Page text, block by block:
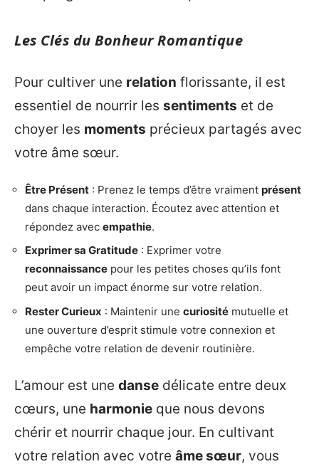
Les Clés du Bonheur Romantique
Pour cultiver une relation florissante, il est
essentiel de nourrir les sentiments et de
choyer les moments précieux partagés avec
votre âme sœur.
Être Présent : Prenez le temps d’être vraiment présent
dans chaque interaction. Écoutez avec attention et
répondez avec empathie.
Exprimer sa Gratitude : Exprimer votre
reconnaissance pour les petites choses qu’ils font
peut avoir un impact énorme sur votre relation.
Rester Curieux : Maintenir une curiosité mutuelle et
une ouverture d’esprit stimule votre connexion et
empêche votre relation de devenir routinière.
L’amour est une danse délicate entre deux
cœurs, une harmonie que nous devons
chérir et nourrir chaque jour. En cultivant
votre relation avec votre âme sœur, vous